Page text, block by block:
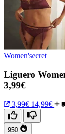
Women'secret
Liguero
3,99€
3,99€ 14,99€
950